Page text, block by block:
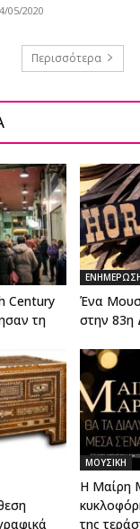
05/2020
Περισσότερα
Century
τη
Ένα
στην 83η
ΜΟΥΣΙΚΗ
Η Μαίρη
της